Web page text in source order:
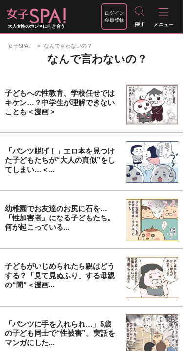
大人女性のホンネに向き合う
ログイン
会員登録
女子SPA！ なんで言わないの？
なんで言わないの？
子どもへの性教育、学校任せでは
キケン…？中学生が理解できない
ことも＜漫画＞
「パンツ脱げ！」エロ本を見つけ
た子どもたちが“大人の真似”をし
てしまい…＜...
幼稚園でお友達のお尻に石を…
「性加害者」になる子どもたち。
何が起こっている...
子どもがいじめられたら親はどう
する？「見て見ぬふり」する母親
の“闇"＜漫画...
「パンツに手を入れられ…」5歳
の子ども同士で“性被害”。実話を
マンガにした...